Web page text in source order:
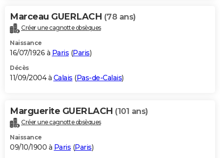
Marceau GUERLACH (78 ans)
Créer une cagnotte obsèques
Naissance
16/07/1926 à Paris (Paris)
Décès
11/09/2004 à Calais (Pas-de-Calais)
Marguerite GUERLACH (101 ans)
Créer une cagnotte obsèques
Naissance
09/10/1900 à Paris (Paris)